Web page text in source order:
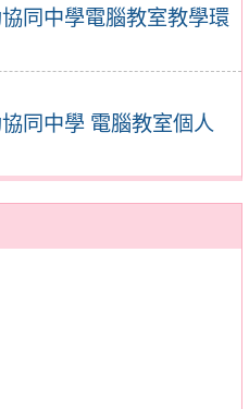
同中學電腦教室教學環
同中學 電腦教室個人